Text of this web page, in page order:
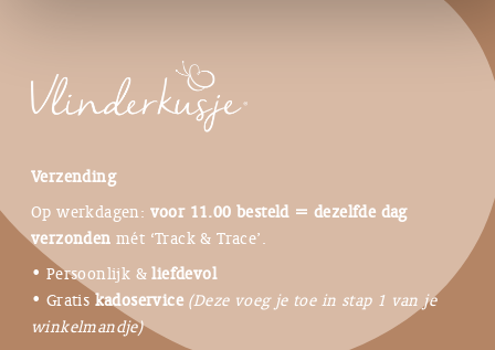
Verzending
Op werkdagen: voor 11.00 besteld = dezelfde dag
verzonden mét ‘Track & Trace’.
• Persoonlijk &liefdevol
• Gratis kadoservice (Deze voeg je toe in stap 1 van je
winkelmandje)